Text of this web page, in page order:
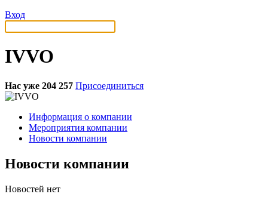
Вход
IVVO
Нас уже 204 257 Присоединиться
Информация о компании
Мероприятия компании
Новости компании
Новости компании
Новостей нет